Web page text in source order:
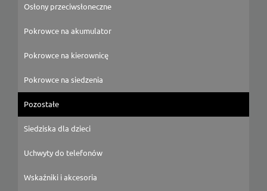
Osłony przeciwsłoneczne
Pokrowce na akumulator
Pokrowce na kierownicę
Pokrowce na siedzenia
Pozostałe
Siedziska dla dzieci
Uchwyty do telefonów
Wskaźniki i akcesoria